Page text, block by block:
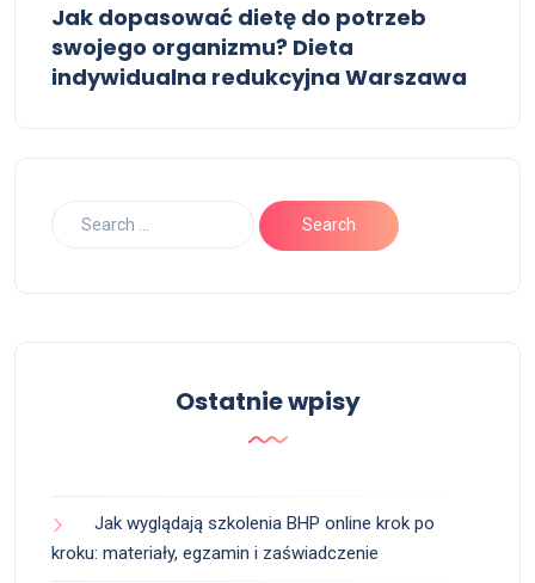
Jak dopasować dietę do potrzeb
swojego organizmu? Dieta
indywidualna redukcyjna Warszawa
Ostatnie wpisy
Jak wyglądają szkolenia BHP online krok po
kroku: materiały, egzamin i zaświadczenie